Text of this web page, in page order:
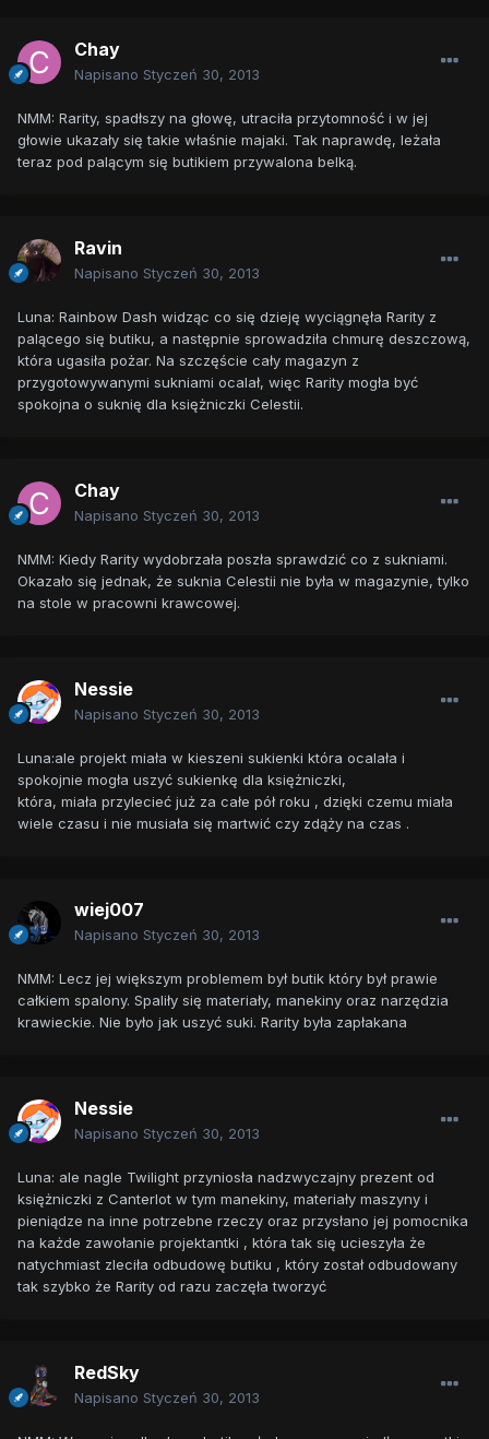
Chay
Napisano Styczeń 30, 2013
NMM: Rarity, spadłszy na głowę, utraciła przytomność i w jej
głowie ukazały się takie właśnie majaki. Tak naprawdę, leżała
teraz pod palącym się butikiem przywalona belką.
Ravin
Napisano Styczeń 30, 2013
Luna: Rainbow Dash widząc co się dzieję wyciągnęła Rarity z
palącego się butiku, a następnie sprowadziła chmurę deszczową,
która ugasiła pożar. Na szczęście cały magazyn z
przygotowywanymi sukniami ocalał, więc Rarity mogła być
spokojna o suknię dla księżniczki Celestii.
Chay
Napisano Styczeń 30, 2013
NMM: Kiedy Rarity wydobrzała poszła sprawdzić co z sukniami.
Okazało się jednak, że suknia Celestii nie była w magazynie, tylko
na stole w pracowni krawcowej.
Nessie
Napisano Styczeń 30, 2013
Luna:ale projekt miała w kieszeni sukienki która ocalała i
spokojnie mogła uszyć sukienkę dla księżniczki,
która, miała przylecieć już za całe pół roku , dzięki czemu miała
wiele czasu i nie musiała się martwić czy zdąży na czas .
wiej007
Napisano Styczeń 30, 2013
NMM: Lecz jej większym problemem był butik który był prawie
całkiem spalony. Spaliły się materiały, manekiny oraz narzędzia
krawieckie. Nie było jak uszyć suki. Rarity była zapłakana
Nessie
Napisano Styczeń 30, 2013
Luna: ale nagle Twilight przyniosła nadzwyczajny prezent od
księżniczki z Canterlot w tym manekiny, materiały maszyny i
pieniądze na inne potrzebne rzeczy oraz przysłano jej pomocnika
na każde zawołanie projektantki , która tak się ucieszyła że
natychmiast zleciła odbudowę butiku , który został odbudowany
tak szybko że Rarity od razu zaczęła tworzyć
RedSky
Napisano Styczeń 30, 2013